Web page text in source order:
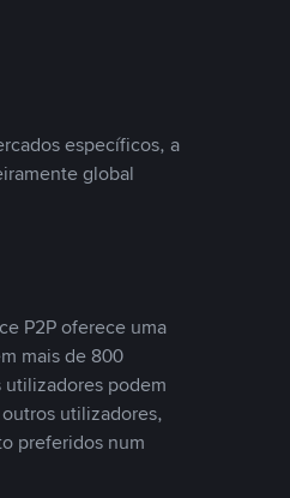
específicos, a
global
P2P oferece uma
mais de 800
utilizadores podem
utilizadores,
preferidos num